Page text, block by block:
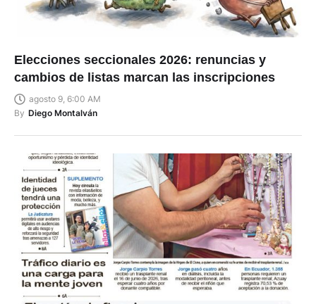
Elecciones seccionales 2026: renuncias y
cambios de listas marcan las inscripciones
agosto 9, 6:00 AM
By Diego Montalván